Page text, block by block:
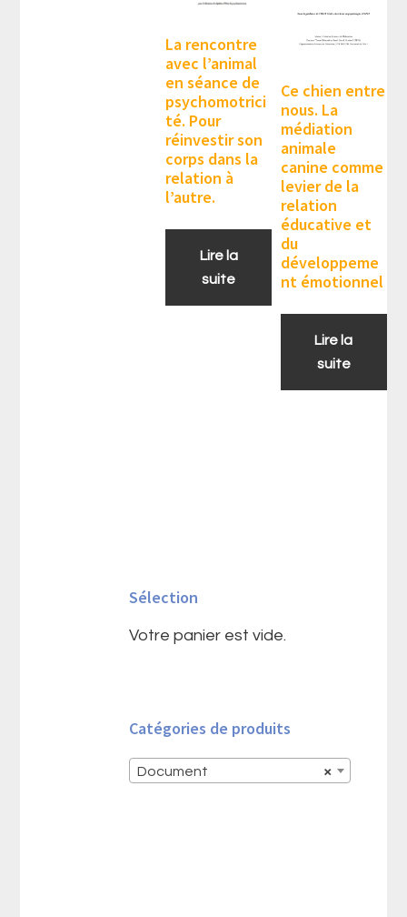
La rencontre
avec l’animal
en séance de
psychomotrici
té. Pour
réinvestir son
corps dans la
relation à
l’autre.
Lire la
suite
Ce chien entre
nous. La
médiation
animale
canine comme
levier de la
relation
éducative et
du
développeme
nt émotionnel
Lire la
suite
principale
Sélection
Votre panier est vide.
Catégories de produits
×
Document